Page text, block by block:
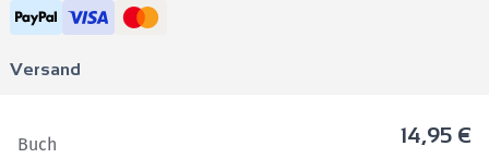
Buch 14,95 €
Versand